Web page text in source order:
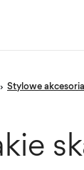
› Stylowe akcesoria